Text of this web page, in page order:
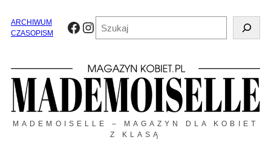
treściARCHIWUM
CZASOPISM
Facebook
Instagram
MADEMOISELLE – MAGAZYN DLA KOBIET
Z KLASĄ